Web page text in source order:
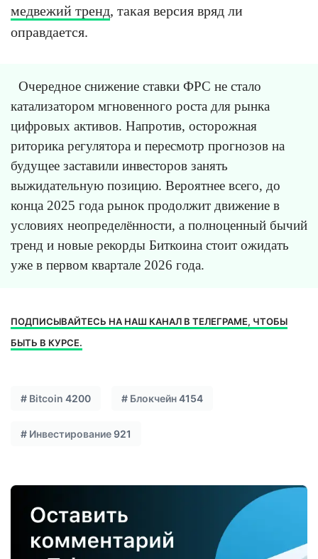
медвежий тренд, такая версия вряд ли
оправдается.
Очередное снижение ставки ФРС не стало
катализатором мгновенного роста для рынка
цифровых активов. Напротив, осторожная
риторика регулятора и пересмотр прогнозов на
будущее заставили инвесторов занять
выжидательную позицию. Вероятнее всего, до
конца 2025 года рынок продолжит движение в
условиях неопределённости, а полноценный бычий
тренд и новые рекорды Биткоина стоит ожидать
уже в первом квартале 2026 года.
ПОДПИСЫВАЙТЕСЬ НА НАШ КАНАЛ В ТЕЛЕГРАМЕ, ЧТОБЫ
БЫТЬ В КУРСЕ.
# Bitcoin 4200 # Блокчейн4154
# Инвестирование921